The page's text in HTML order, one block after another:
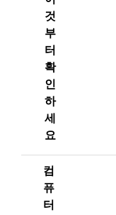
것
부
터
확
인
하
세
요
컴
퓨
터